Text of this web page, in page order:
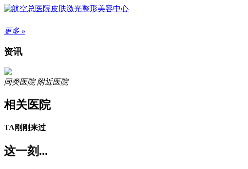
更多 »
资讯
同类医院 附近医院
相关医院
TA刚刚来过
这一刻...